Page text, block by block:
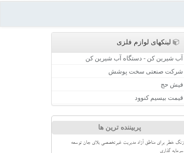
لینکهای لوازم فلزی
آب شیرین کن - دستگاه آب شیرین کن
شرکت صنعتی سخت پوشش
فیش حج
قیمت بیسیم کنوود
پربیننده ترین ها
زنگ خطر برای مناطق آزاد مدیریت غیرتخصصی بلای جان توسعه
سرمایه گذاری